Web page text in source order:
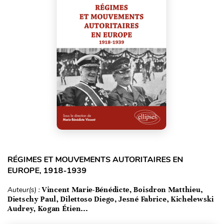
RÉGIMES ET MOUVEMENTS AUTORITAIRES EN
EUROPE, 1918-1939
Auteur(s) : Vincent Marie-Bénédicte, Boisdron Matthieu,
Dietschy Paul, Dilettoso Diego, Jesné Fabrice, Kichelewski
Audrey, Kogan Étien...